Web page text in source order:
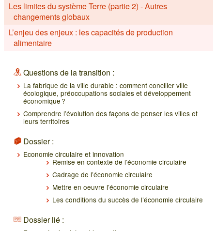
Les limites du système Terre (partie 2) - Autres
changements globaux
L’enjeu des enjeux : les capacités de production
alimentaire
Questions de la transition :
La fabrique de la ville durable : comment concilier ville
écologique, préoccupations sociales et développement
économique ?
Comprendre l’évolution des façons de penser les villes et
leurs territoires
Dossier :
Economie circulaire et innovation
Remise en contexte de l’économie circulaire
Cadrage de l’économie circulaire
Mettre en oeuvre l’économie circulaire
Les conditions du succès de l’économie circulaire
Dossier lié :